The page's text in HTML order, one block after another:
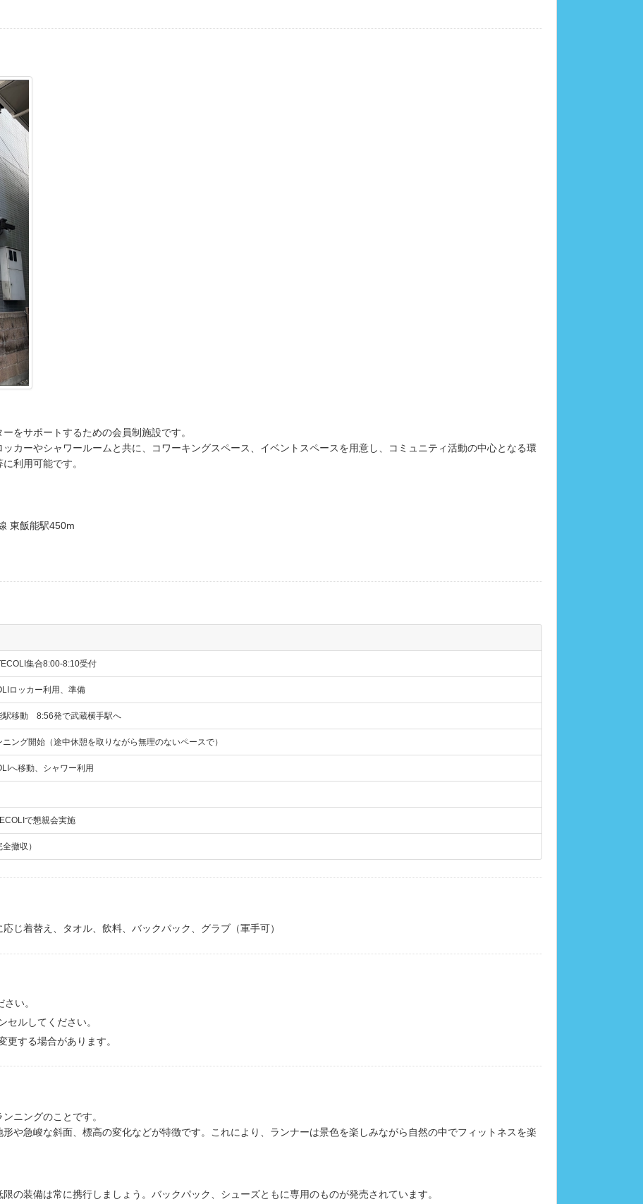
をサポートするための会員制施設です。
カーやシャワールームと共に、コワーキングスペース、イベントスペースを用意し、コミュニティ活動の中心となる環
利用可能です。
東飯能駅450m
集合8:00-8:10受付
ロッカー利用、準備
駅移動 8:56発で武蔵横手駅へ
ニング開始（途中休憩を取りながら無理のないペースで）
へ移動、シャワー利用
で懇親会実施
撤収）
じ着替え、タオル、飲料、バックパック、グラブ（軍手可）
い。
セルしてください。
更する場合があります。
ニングのことです。
や急峻な斜面、標高の変化などが特徴です。これにより、ランナーは景色を楽しみながら自然の中でフィットネスを楽
の装備は常に携行しましょう。バックパック、シューズともに専用のものが発売されています。